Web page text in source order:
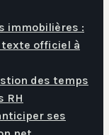
immobilières :
texte officiel à
des temps
RH
ses